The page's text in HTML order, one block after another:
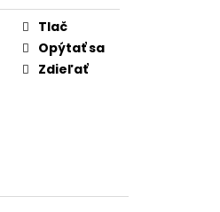
Tlač
Opýtať sa
Zdieľať